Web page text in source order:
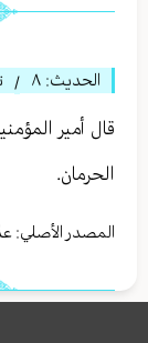
الحديث: ٨ /
قال أمير
الحرمان.
المصدر الأصلي: